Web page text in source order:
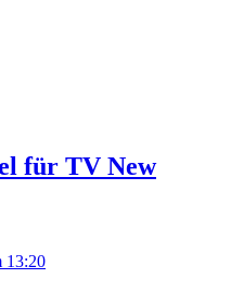
für TV New
13:20